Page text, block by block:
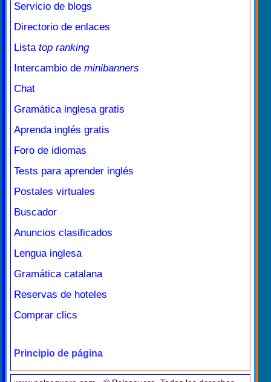
Servicio de blogs
Directorio de enlaces
Lista top ranking
Intercambio de minibanners
Chat
Gramática inglesa gratis
Aprenda inglés gratis
Foro de idiomas
Tests para aprender inglés
Postales virtuales
Buscador
Anuncios clasificados
Lengua inglesa
Gramática catalana
Reservas de hoteles
Comprar clics
Principio de página